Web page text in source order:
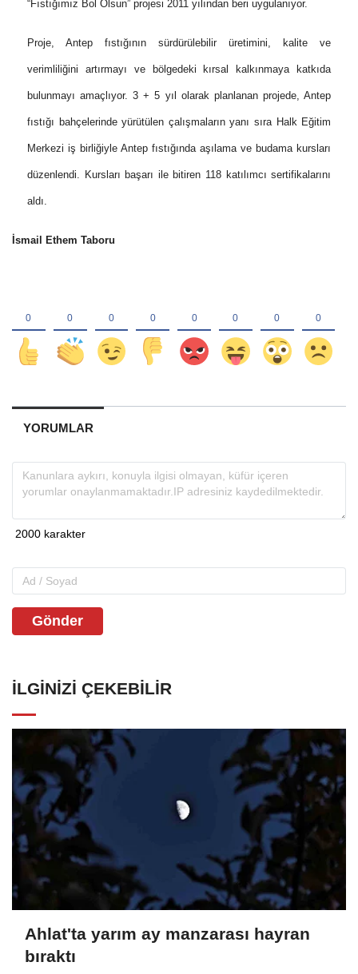
“Fıstığımız Bol Olsun” projesi 2011 yılından beri uygulanıyor.
Proje, Antep fıstığının sürdürülebilir üretimini, kalite ve
verimliliğini artırmayı ve bölgedeki kırsal kalkınmaya katkıda
bulunmayı amaçlıyor. 3 + 5 yıl olarak planlanan projede, Antep
fıstığı bahçelerinde yürütülen çalışmaların yanı sıra Halk Eğitim
Merkezi iş birliğiyle Antep fıstığında aşılama ve budama kursları
düzenlendi. Kursları başarı ile bitiren 118 katılımcı sertifikalarını
aldı.
İsmail Ethem Taboru
YORUMLAR
Gönder
İLGINIZI ÇEKEBILIR
Ahlat'ta yarım ay manzarası hayran
bıraktı